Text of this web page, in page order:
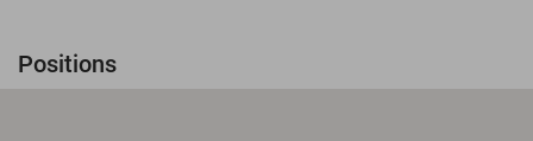
Positions